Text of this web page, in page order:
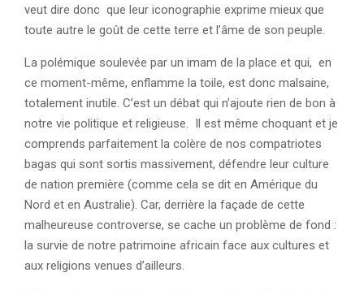
veut dire donc que leur iconographie exprime mieux que
toute autre le goût de cette terre et l’âme de son peuple.
La polémique soulevée par un imam de la place et qui, en
ce moment-même, enflamme la toile, est donc malsaine,
totalement inutile. C’est un débat qui n’ajoute rien de bon à
notre vie politique et religieuse. Il est même choquant et je
comprends parfaitement la colère de nos compatriotes
bagas qui sont sortis massivement, défendre leur culture
de nation première (comme cela se dit en Amérique du
Nord et en Australie). Car, derrière la façade de cette
malheureuse controverse, se cache un problème de fond :
la survie de notre patrimoine africain face aux cultures et
aux religions venues d’ailleurs.